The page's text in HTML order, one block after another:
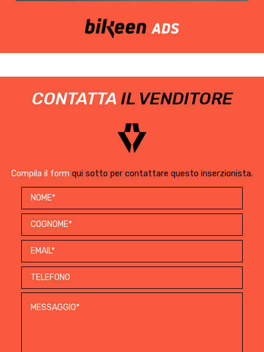
CONTATTA IL VENDITORE
Compila il form qui sotto per contattare questo inserzionista.